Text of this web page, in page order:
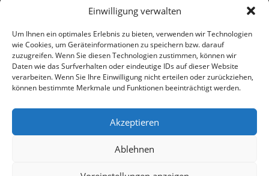
Einwilligung verwalten
Um Ihnen ein optimales Erlebnis zu bieten, verwenden wir Technologien
wie Cookies, um Geräteinformationen zu speichern bzw. darauf
zuzugreifen. Wenn Sie diesen Technologien zustimmen, können wir
Daten wie das Surfverhalten oder eindeutige IDs auf dieser Website
verarbeiten. Wenn Sie Ihre Einwilligung nicht erteilen oder zurückziehen,
können bestimmte Merkmale und Funktionen beeinträchtigt werden.
Akzeptieren
Ablehnen
Versand
Zahlung
Baumann Modellspielwaren
Telefon (0 91 61) 33 84